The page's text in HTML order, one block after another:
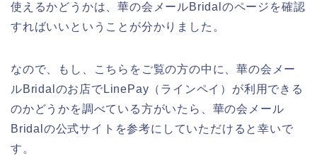
使えるかどうかは、華の会メールBridalのページを確認
すればいいということが分かりました。
なので、もし、こちらをご覧の方の中に、華の会メー
ルBridalのお店でLinePay（ラインペイ）が利用できる
のかどうかを調べている方がいたら、華の会メール
Bridalの公式サイトを参考にしていただけると幸いで
す。